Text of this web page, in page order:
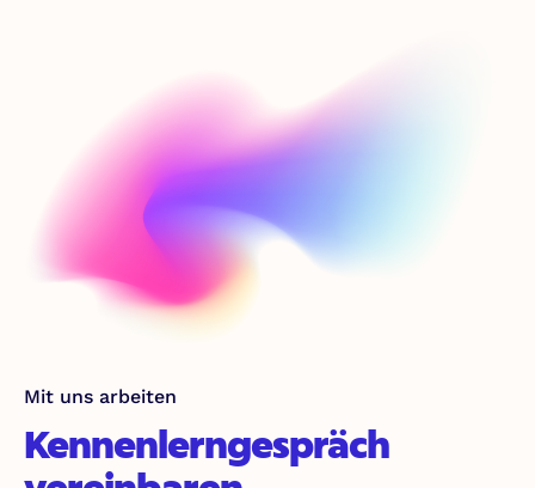
Mit uns arbeiten
Kennenlerngespräch